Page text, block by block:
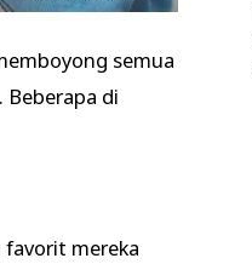
semua
Beberapa di
favorit mereka